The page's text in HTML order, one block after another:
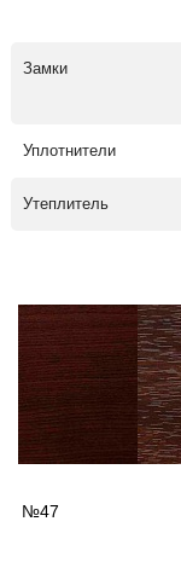
Замки
Уплотнители
Утеплитель
№47